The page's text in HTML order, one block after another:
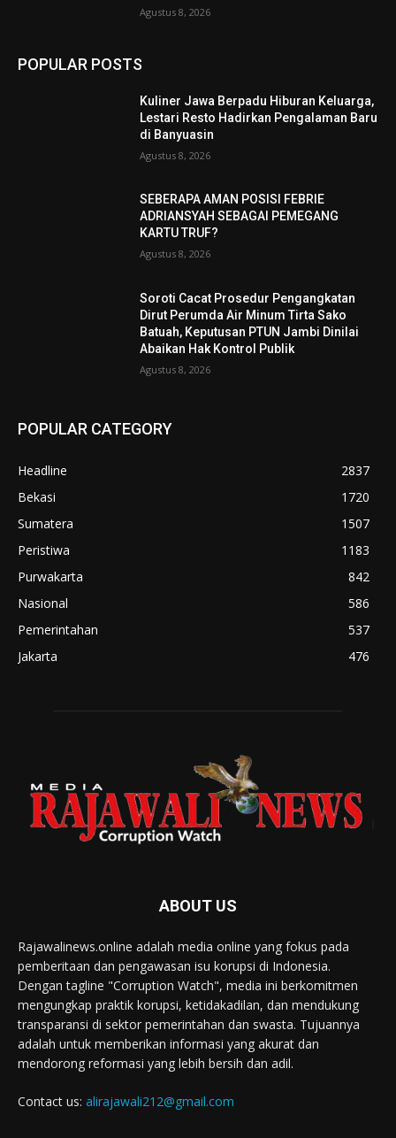
Agustus 8, 2026
POPULAR POSTS
Kuliner Jawa Berpadu Hiburan Keluarga,
Lestari Resto Hadirkan Pengalaman Baru
di Banyuasin
Agustus 8, 2026
SEBERAPA AMAN POSISI FEBRIE
ADRIANSYAH SEBAGAI PEMEGANG
KARTU TRUF?
Agustus 8, 2026
Soroti Cacat Prosedur Pengangkatan
Dirut Perumda Air Minum Tirta Sako
Batuah, Keputusan PTUN Jambi Dinilai
Abaikan Hak Kontrol Publik
Agustus 8, 2026
POPULAR CATEGORY
Headline
2837
Bekasi
1720
Sumatera
1507
Peristiwa
1183
Purwakarta
842
Nasional
586
Pemerintahan
537
Jakarta
476
ABOUT US
Rajawalinews.online adalah media online yang fokus pada
pemberitaan dan pengawasan isu korupsi di Indonesia.
Dengan tagline "Corruption Watch", media ini berkomitmen
mengungkap praktik korupsi, ketidakadilan, dan mendukung
transparansi di sektor pemerintahan dan swasta. Tujuannya
adalah untuk memberikan informasi yang akurat dan
mendorong reformasi yang lebih bersih dan adil.
Contact us: alirajawali212@gmail.com